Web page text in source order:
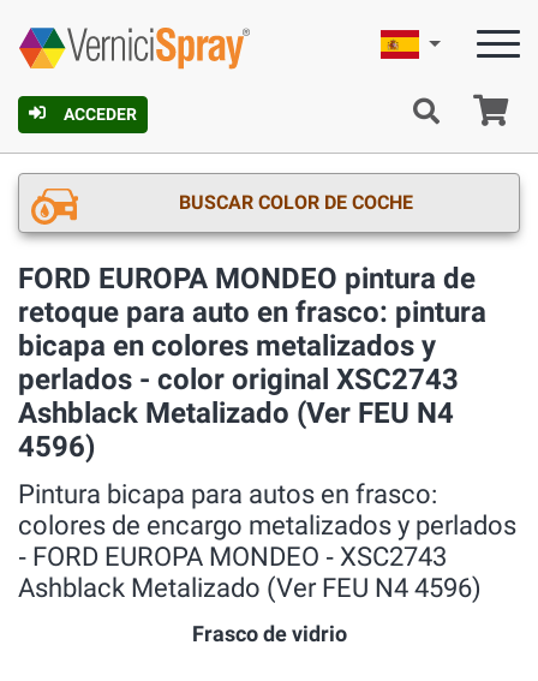
ACCEDER
Español
BUSCAR COLOR DE COCHE
FORD EUROPA MONDEO pintura de
retoque para auto en frasco: pintura
bicapa en colores metalizados y
perlados - color original XSC2743
Ashblack Metalizado (Ver FEU N4
4596)
Pintura bicapa para autos en frasco:
colores de encargo metalizados y perlados
‐ FORD EUROPA MONDEO ‐ XSC2743
Ashblack Metalizado (Ver FEU N4 4596)
Frasco de vidrio